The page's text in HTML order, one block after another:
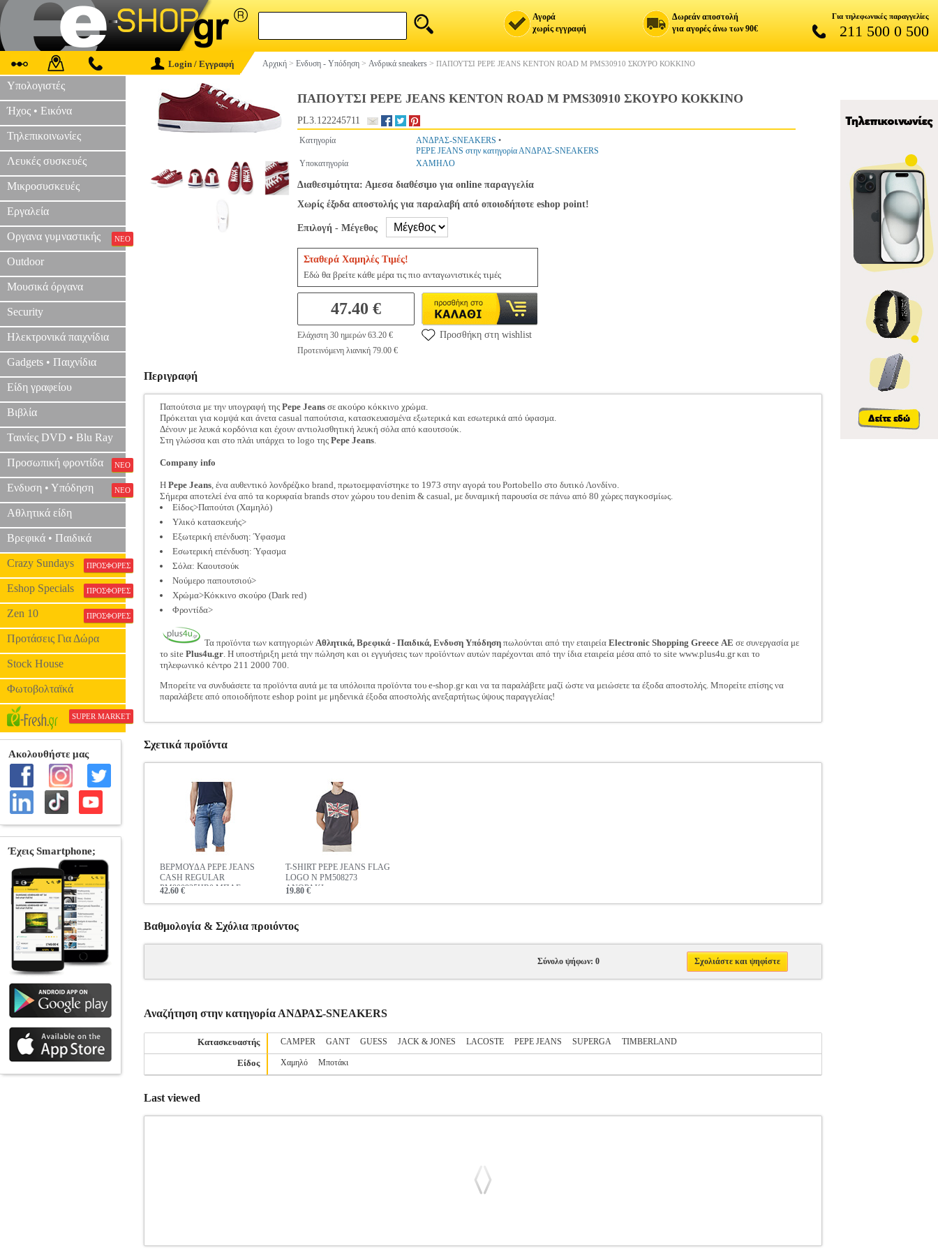
Αγορά
χωρίς εγγραφή
Δωρεάν αποστολή
για αγορές άνω των 90€
Για τηλεφωνικές παραγγελίες
211 500 0 500
Login / Εγγραφή Αρχική > Ενδυση - Υπόδηση > Ανδρικά sneakers > ΠΑΠΟΥΤΣΙ PEPE JEANS KENTON ROAD M PMS30910 ΣΚΟΥΡΟ ΚΟΚΚΙΝΟ
Υπολογιστές
Ήχος • Εικόνα
Τηλεπικοινωνίες
Λευκές συσκευές
Μικροσυσκευές
Εργαλεία
Οργανα γυμναστικής ΝΕΟ
Outdoor
Μουσικά όργανα
Security
Ηλεκτρονικά παιχνίδια
Gadgets • Παιχνίδια
Είδη γραφείου
Βιβλία
Ταινίες DVD • Blu Ray
Προσωπική φροντίδα ΝΕΟ
Ενδυση • Υπόδηση ΝΕΟ
Αθλητικά είδη
Βρεφικά • Παιδικά
Crazy Sundays ΠΡΟΣΦΟΡΕΣ
Eshop Specials ΠΡΟΣΦΟΡΕΣ
Zen 10 ΠΡΟΣΦΟΡΕΣ
Προτάσεις Για Δώρα
Stock House
Φωτοβολταϊκά
SUPER MARKET
ΠΑΠΟΥΤΣΙ PEPE JEANS KENTON ROAD M PMS30910 ΣΚΟΥΡΟ ΚΟΚΚΙΝΟ
PL3.122245711
Κατηγορία ΑΝΔΡΑΣ-SNEAKERS •
PEPE JEANS στην κατηγορία ΑΝΔΡΑΣ-SNEAKERS
Υποκατηγορία
ΧΑΜΗΛΟ
Διαθεσιμότητα: Αμεσα διαθέσιμο για online παραγγελία
Χωρίς έξοδα αποστολής για παραλαβή από οποιοδήποτε eshop point!
Επιλογή - Μέγεθος
Σταθερά Χαμηλές Τιμές!
Εδώ θα βρείτε κάθε μέρα τις πιο ανταγωνιστικές τιμές
47.40 €
Ελάχιστη 30 ημερών 63.20 €
Προτεινόμενη λιανική 79.00 €
Προσθήκη στη wishlist
Περιγραφή
Παπούτσια με την υπογραφή της Pepe Jeans σε ακούρο κόκκινο χρώμα.
Πρόκειται για κομψά και άνετα casual παπούτσια, κατασκευασμένα εξωτερικά και εσωτερικά από ύφασμα.
Δένουν με λευκά κορδόνια και έχουν αντιολισθητική λευκή σόλα από καουτσούκ.
Στη γλώσσα και στο πλάι υπάρχει το logo της Pepe Jeans.
Company info
Η Pepe Jeans, ένα αυθεντικό λονδρέζικο brand, πρωτοεμφανίστηκε το 1973 στην αγορά του Portobello στο δυτικό Λονδίνο.
Σήμερα αποτελεί ένα από τα κορυφαία brands στον χώρου του denim & casual, με δυναμική παρουσία σε πάνω από 80 χώρες παγκοσμίως.
Είδος>Παπούτσι (Χαμηλό)
Υλικό κατασκευής>
Εξωτερική επένδυση: Ύφασμα
Εσωτερική επένδυση: Ύφασμα
Σόλα: Καουτσούκ
Νούμερο παπουτσιού>
Χρώμα>Κόκκινο σκούρο (Dark red)
Φροντίδα>
Τα προϊόντα των κατηγοριών Αθλητικά, Βρεφικά - Παιδικά, Ενδυση Υπόδηση πωλούνται από την εταιρεία Electronic Shopping Greece ΑΕ σε συνεργασία με
το site Plus4u.gr. Η υποστήριξη μετά την πώληση και οι εγγυήσεις των προϊόντων αυτών παρέχονται από την ίδια εταιρεία μέσα από το site www.plus4u.gr και το
τηλεφωνικό κέντρο 211 2000 700.
Μπορείτε να συνδυάσετε τα προϊόντα αυτά με τα υπόλοιπα προϊόντα του e-shop.gr και να τα παραλάβετε μαζί ώστε να μειώσετε τα έξοδα αποστολής. Μπορείτε επίσης να
παραλάβετε από οποιοδήποτε eshop point με μηδενικά έξοδα αποστολής ανεξαρτήτως ύψους παραγγελίας!
Σχετικά προϊόντα
ΒΕΡΜΟΥΔΑ PEPE JEANS
CASH REGULAR
PM800935HR0 ΜΠΛΕ
42.60 €
T-SHIRT PEPE JEANS FLAG
LOGO N PM508273
ΑΝΘΡΑΚΙ
19.80 €
Βαθμολογία & Σχόλια προιόντος
Σύνολο ψήφων: 0 Σχολιάστε και ψηφίστε
Αναζήτηση στην κατηγορία ΑΝΔΡΑΣ-SNEAKERS
Κατασκευαστής CAMPER GANT GUESS JACK & JONES LACOSTE PEPE JEANS SUPERGA TIMBERLAND
Είδος Χαμηλό Μποτάκι
Last viewed